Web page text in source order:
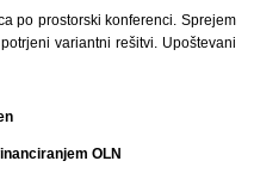
po prostorski konferenci. Sprejem
variantni rešitvi. Upoštevani
OLN